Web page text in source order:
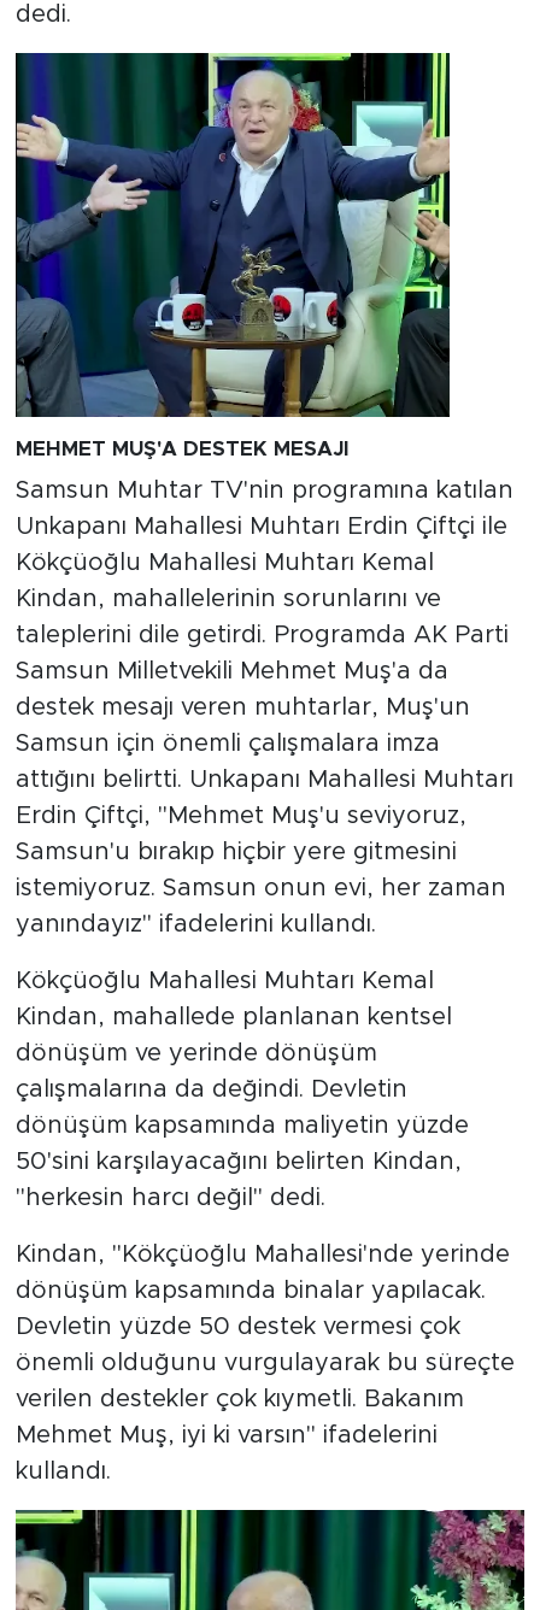
dedi.
MEHMET MUŞ'A DESTEK MESAJI
Samsun Muhtar TV'nin programına katılan
Unkapanı Mahallesi Muhtarı Erdin Çiftçi ile
Kökçüoğlu Mahallesi Muhtarı Kemal
Kindan, mahallelerinin sorunlarını ve
taleplerini dile getirdi. Programda AK Parti
Samsun Milletvekili Mehmet Muş'a da
destek mesajı veren muhtarlar, Muş'un
Samsun için önemli çalışmalara imza
attığını belirtti. Unkapanı Mahallesi Muhtarı
Erdin Çiftçi, "Mehmet Muş'u seviyoruz,
Samsun'u bırakıp hiçbir yere gitmesini
istemiyoruz. Samsun onun evi, her zaman
yanındayız" ifadelerini kullandı.
Kökçüoğlu Mahallesi Muhtarı Kemal
Kindan, mahallede planlanan kentsel
dönüşüm ve yerinde dönüşüm
çalışmalarına da değindi. Devletin
dönüşüm kapsamında maliyetin yüzde
50'sini karşılayacağını belirten Kindan,
"herkesin harcı değil" dedi.
Kindan, "Kökçüoğlu Mahallesi'nde yerinde
dönüşüm kapsamında binalar yapılacak.
Devletin yüzde 50 destek vermesi çok
önemli olduğunu vurgulayarak bu süreçte
verilen destekler çok kıymetli. Bakanım
Mehmet Muş, iyi ki varsın" ifadelerini
kullandı.